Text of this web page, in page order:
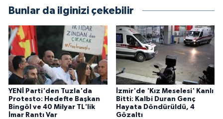
Bunlar da ilginizi çekebilir
YENİ Parti'den Tuzla'da
Protesto: Hedefte Başkan
Bingöl ve 40 Milyar TL'lik
İmar Rantı Var
İzmir'de 'Kız Meselesi' Kanlı
Bitti: Kalbi Duran Genç
Hayata Döndürüldü, 4
Gözaltı